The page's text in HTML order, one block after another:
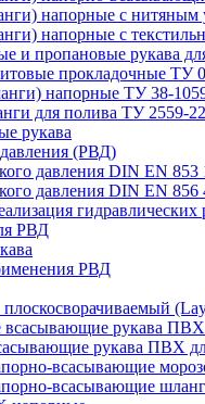
напорные с
напорные с
и пропановые рукава
прокладочные ТУ
напорные ТУ 38-
для полива ТУ 2559-
рукава
(РВД)
давления DIN EN 853
давления DIN EN 856
гидравлических
РВД
РВД
рукава ПВХ
рукава ПВХ
всасывающие
всасывающие